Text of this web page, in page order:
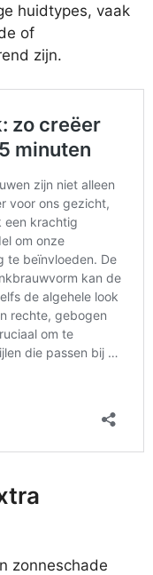
huidtypes, vaak
of
zijn.
zonneschade